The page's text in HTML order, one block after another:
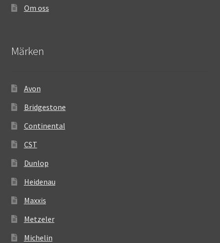
Om oss
Märken
Avon
Bridgestone
Continental
CST
Dunlop
Heidenau
Maxxis
Metzeler
Michelin